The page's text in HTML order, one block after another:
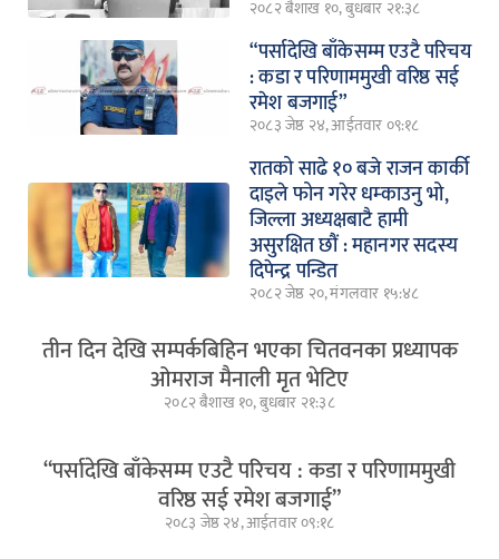
२०८२ बैशाख १०, बुधबार २१:३८
“पर्सादेखि बाँकेसम्म एउटै परिचय
: कडा र परिणाममुखी वरिष्ठ सई
रमेश बजगाई”
२०८३ जेष्ठ २४, आईतवार ०९:१८
रातको साढे १० बजे राजन कार्की
दाइले फोन गरेर धम्काउनु भो,
जिल्ला अध्यक्षबाटै हामी
असुरक्षित छौं : महानगर सदस्य
दिपेन्द्र पन्डित
२०८२ जेष्ठ २०, मंगलवार १५:४८
तीन दिन देखि सम्पर्कबिहिन भएका चितवनका प्रध्यापक
ओमराज मैनाली मृत भेटिए
२०८२ बैशाख १०, बुधबार २१:३८
“पर्सादेखि बाँकेसम्म एउटै परिचय : कडा र परिणाममुखी
वरिष्ठ सई रमेश बजगाई”
२०८३ जेष्ठ २४, आईतवार ०९:१८